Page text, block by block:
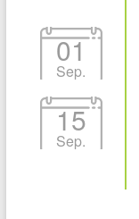
01
Sep.
15
Sep.